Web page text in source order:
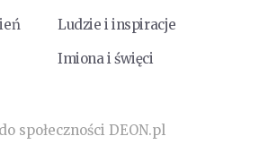
Ludzie i inspiracje
Imiona i święci
społeczności DEON.pl